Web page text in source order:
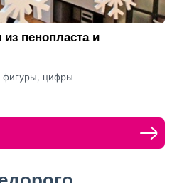
пенопласта и
цифры